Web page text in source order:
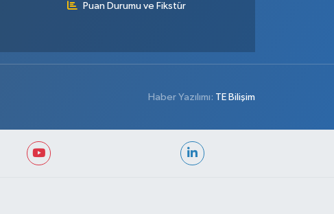
Puan Durumu ve Fikstür
Haber Yazılımı: TE Bilişim